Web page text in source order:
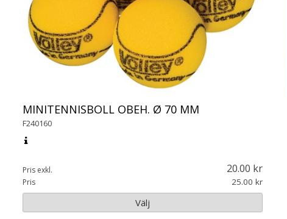
MINITENNISBOLL OBEH. Ø 70 MM
F240160
Pris exkl. 20.00
Pris 25.00
Välj